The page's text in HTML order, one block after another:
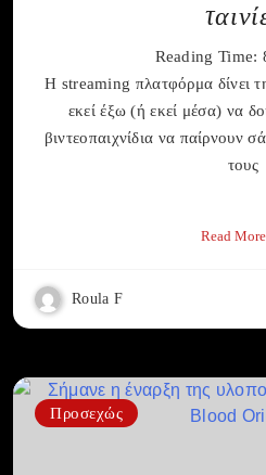
Reading Time:
Η streaming πλατφόρμα δίνει
εκεί έξω (ή εκεί μέσα) να
βιντεοπαιχνίδια να παίρνουν
τους
Read More
Roula F
Προσεχώς